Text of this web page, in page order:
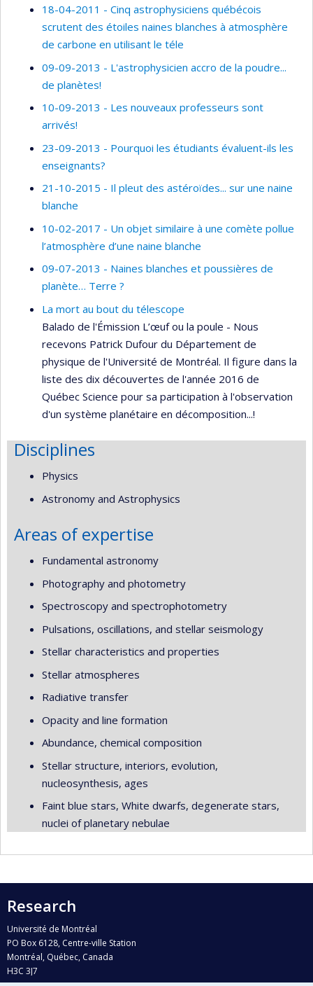
18-04-2011 - Cinq astrophysiciens québécois
scrutent des étoiles naines blanches à atmosphère
de carbone en utilisant le téle
09-09-2013 - L'astrophysicien accro de la poudre...
de planètes!
10-09-2013 - Les nouveaux professeurs sont
arrivés!
23-09-2013 - Pourquoi les étudiants évaluent-ils les
enseignants?
21-10-2015 - Il pleut des astéroïdes... sur une naine
blanche
10-02-2017 - Un objet similaire à une comète pollue
l’atmosphère d’une naine blanche
09-07-2013 - Naines blanches et poussières de
planète… Terre ?
La mort au bout du télescope
Balado de l'Émission L’œuf ou la poule - Nous
recevons Patrick Dufour du Département de
physique de l'Université de Montréal. Il figure dans la
liste des dix découvertes de l'année 2016 de
Québec Science pour sa participation à l'observation
d'un système planétaire en décomposition...!
Disciplines
Physics
Astronomy and Astrophysics
Areas of expertise
Fundamental astronomy
Photography and photometry
Spectroscopy and spectrophotometry
Pulsations, oscillations, and stellar seismology
Stellar characteristics and properties
Stellar atmospheres
Radiative transfer
Opacity and line formation
Abundance, chemical composition
Stellar structure, interiors, evolution,
nucleosynthesis, ages
Faint blue stars, White dwarfs, degenerate stars,
nuclei of planetary nebulae
Research
Université de Montréal
PO Box 6128, Centre-ville Station
Montréal, Québec, Canada
H3C 3J7